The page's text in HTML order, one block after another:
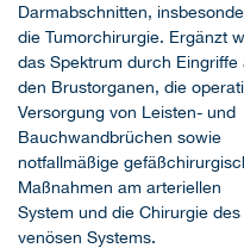
Darmabschnitten,
die Tumorchirurgie. Ergänzt
das Spektrum durch Eingriffe
den Brustorganen, die
Versorgung von Leisten- und
Bauchwandbrüchen sowie
notfallmäßige
Maßnahmen am arteriellen
System und die Chirurgie des
venösen Systems.